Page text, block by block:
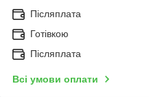
Післяплата
Готівкою
Післяплата
Всі умови оплати